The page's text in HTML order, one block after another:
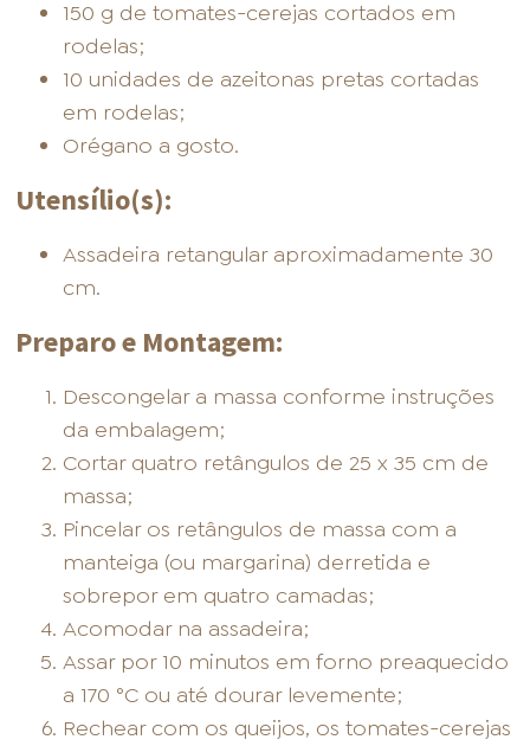
150 g de tomates-cerejas cortados em
rodelas;
10 unidades de azeitonas pretas cortadas
em rodelas;
Orégano a gosto.
Utensílio(s):
Assadeira retangular aproximadamente 30
cm.
Preparo e Montagem:
Descongelar a massa conforme instruções
da embalagem;
Cortar quatro retângulos de 25 x 35 cm de
massa;
Pincelar os retângulos de massa com a
manteiga (ou margarina) derretida e
sobrepor em quatro camadas;
Acomodar na assadeira;
Assar por 10 minutos em forno preaquecido
a 170 °C ou até dourar levemente;
Rechear com os queijos, os tomates-cerejas